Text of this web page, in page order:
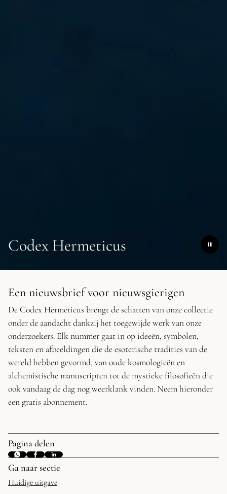
Codex Hermeticus
Een nieuwsbrief voor nieuwsgierigen
De Codex Hermeticus brengt de schatten van onze collectie
onder de aandacht dankzij het toegewijde werk van onze
onderzoekers. Elk nummer gaat in op ideeën, symbolen,
teksten en afbeeldingen die de esoterische tradities van de
wereld hebben gevormd, van oude kosmologieën en
alchemistische manuscripten tot de mystieke filosofieën die
ook vandaag de dag nog weerklank vinden. Neem hieronder
een gratis abonnement.
Pagina delen
Ga naar sectie
Huidige uitgave